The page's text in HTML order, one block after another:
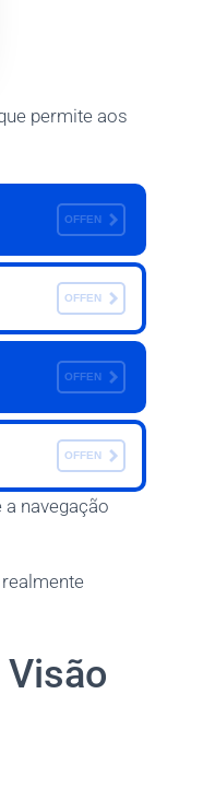
permite aos
OFFEN
OFFEN
OFFEN
OFFEN
navegação